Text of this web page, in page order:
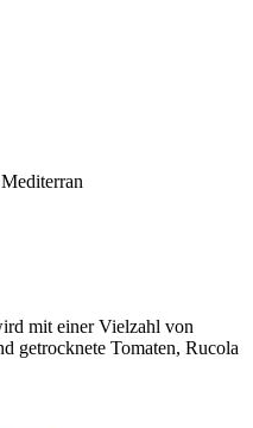
mit einer Vielzahl von
getrocknete Tomaten, Rucola